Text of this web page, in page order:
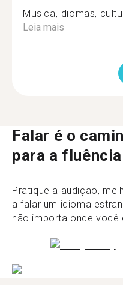
Musica,Idiomas,
Leia mais
Falar é o
para a fluência
Pratique a audição,
a falar um idioma
não importa onde você